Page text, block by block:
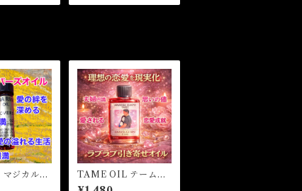
ジカルオ
オイル L
TAME OIL テームオ
イル -理想の恋愛を